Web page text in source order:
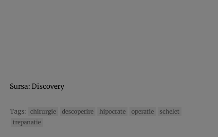
Sursa: Discovery
Tags: chirurgie descoperire hipocrate operatie
schelet
trepanatie